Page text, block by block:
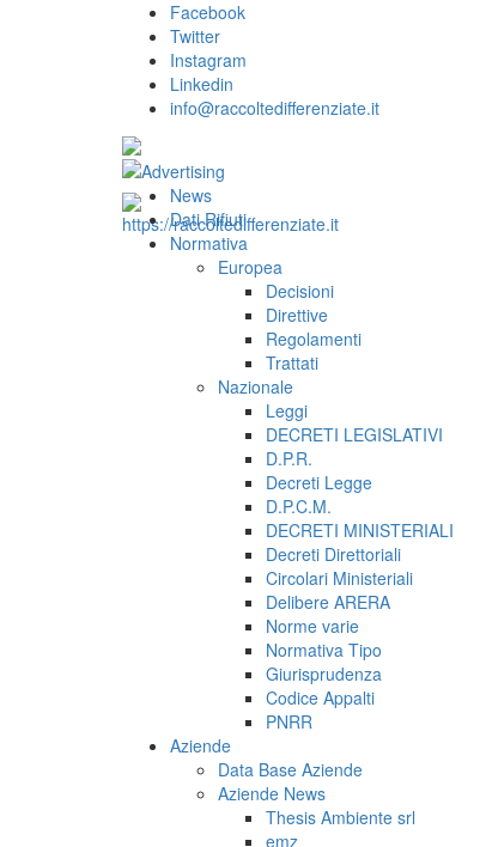
Facebook
Twitter
Instagram
Linkedin
info@raccoltedifferenziate.it
News
Dati Rifiuti
Normativa
Europea
Decisioni
Direttive
Regolamenti
Trattati
Nazionale
Leggi
DECRETI LEGISLATIVI
D.P.R.
Decreti Legge
D.P.C.M.
DECRETI MINISTERIALI
Decreti Direttoriali
Circolari Ministeriali
Delibere ARERA
Norme varie
Normativa Tipo
Giurisprudenza
Codice Appalti
PNRR
Aziende
Data Base Aziende
Aziende News
Thesis Ambiente srl
emz